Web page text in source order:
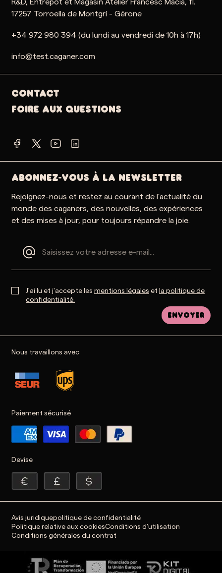
R&D, Entrepôt et Magasin Atelier Francesc Macia, 11.
17257 Torroella de Montgrí - Gérone
+34 972 980 394 (du lundi au vendredi de 10h à 17h)
info@test.caganer.com
Contact
Foire aux questions
ABONNEZ-VOUS À LA NEWSLETTER
Rejoignez-nous et restez au courant de l'actualité du
monde des caganers, des nouvelles, des expériences
et des mises à jour, pour toujours répandre la joie.
J'ai lu et j'accepte les mentions légales et la politique de
confidentialité.
Envoyer
Nous travaillons avec
Paiement sécurisé
Devise
Avis juridiquepolitique de confidentialité
Politique relative aux cookiesConditions d'utilisation
Conditions générales du contrat